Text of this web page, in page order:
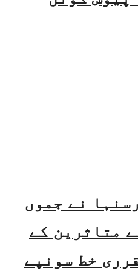
نے جموں
متاثرین کے
خط سونپے